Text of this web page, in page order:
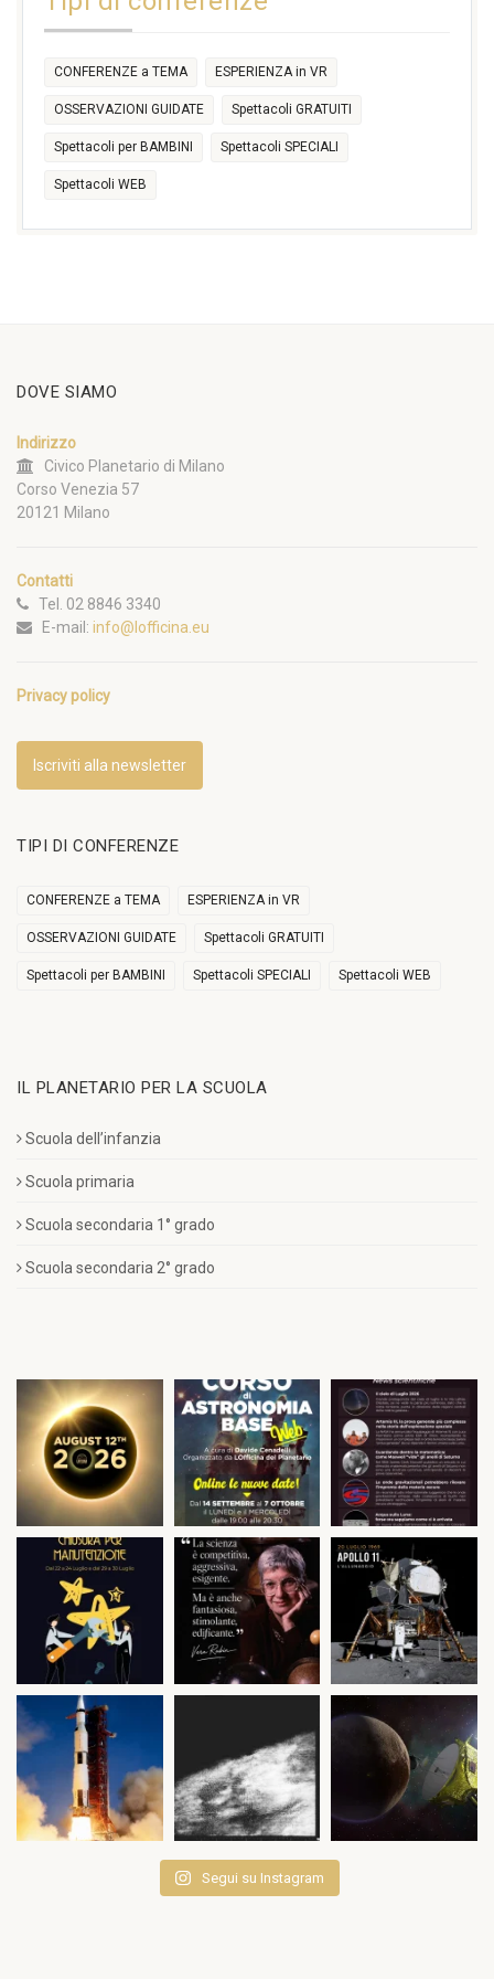
CONFERENZE a TEMA ESPERIENZA in VR
OSSERVAZIONI GUIDATE Spettacoli GRATUITI
Spettacoli per BAMBINI Spettacoli SPECIALI
Spettacoli WEB
DOVE SIAMO
Indirizzo
Civico Planetario di Milano
Corso Venezia 57
20121 Milano
Contatti
Tel. 02 8846 3340
E-mail: info@lofficina.eu
Privacy policy
Iscriviti alla newsletter
TIPI DI CONFERENZE
CONFERENZE a TEMA ESPERIENZA in VR
OSSERVAZIONI GUIDATE Spettacoli GRATUITI
Spettacoli per BAMBINI Spettacoli SPECIALI Spettacoli WEB
IL PLANETARIO PER LA SCUOLA
Scuola dell’infanzia
Scuola primaria
Scuola secondaria 1° grado
Scuola secondaria 2° grado
Segui su Instagram